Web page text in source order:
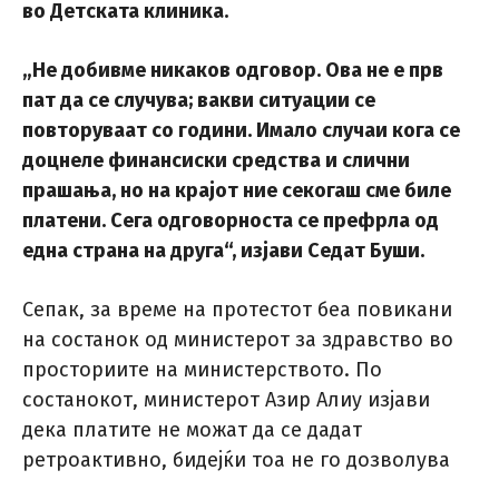
во Детската клиника.
„Не добивме никаков одговор. Ова не е прв
пат да се случува; вакви ситуации се
повторуваат со години. Имало случаи кога се
доцнеле финансиски средства и слични
прашања, но на крајот ние секогаш сме биле
платени. Сега одговорноста се префрла од
една страна на друга“, изјави Седат Буши.
Сепак, за време на протестот беа повикани
на состанок од министерот за здравство во
просториите на министерството. По
состанокот, министерот Азир Алиу изјави
дека платите не можат да се дадат
ретроактивно, бидејќи тоа не го дозволува